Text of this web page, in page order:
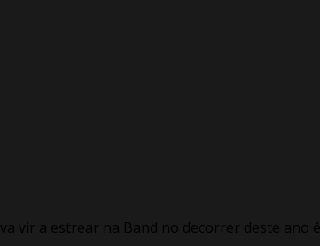
vir a estrear na Band no decorrer deste ano